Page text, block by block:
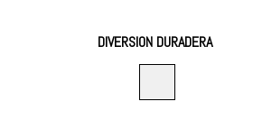
DIVERSION DURADERA